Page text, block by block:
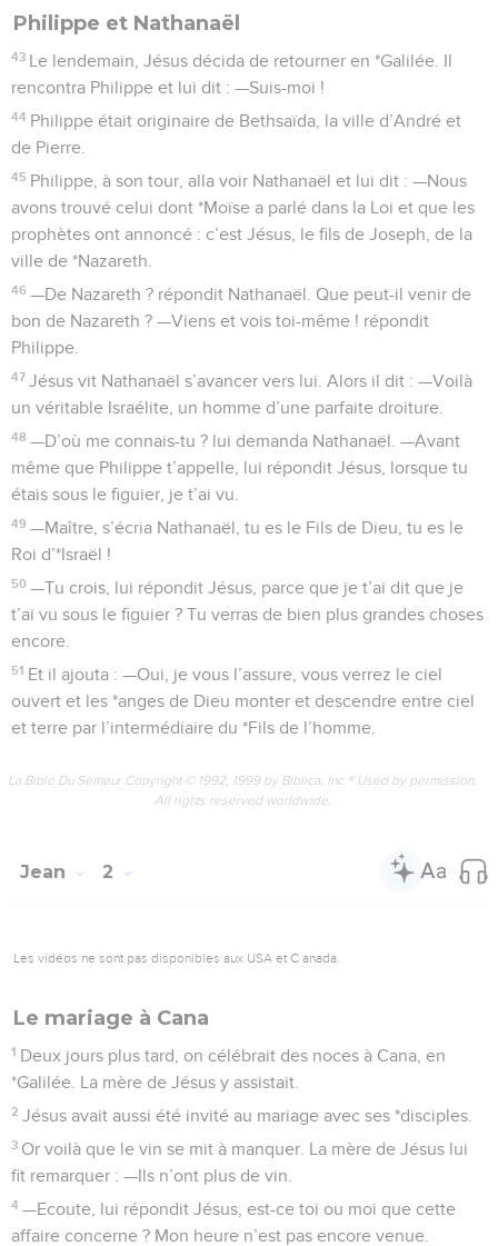
Philippe et Nathanaël
43 Le lendemain, Jésus décida de retourner en *Galilée. Il
rencontra Philippe et lui dit : —Suis-moi !
44 Philippe était originaire de Bethsaïda, la ville d’André et
de Pierre.
45 Philippe, à son tour, alla voir Nathanaël et lui dit : —Nous
avons trouvé celui dont *Moïse a parlé dans la Loi et que les
prophètes ont annoncé : c’est Jésus, le fils de Joseph, de la
ville de *Nazareth.
46 —De Nazareth ? répondit Nathanaël. Que peut-il venir de
bon de Nazareth ? —Viens et vois toi-même ! répondit
Philippe.
47 Jésus vit Nathanaël s’avancer vers lui. Alors il dit : —Voilà
un véritable Israélite, un homme d’une parfaite droiture.
48 —D’où me connais-tu ? lui demanda Nathanaël. —Avant
même que Philippe t’appelle, lui répondit Jésus, lorsque tu
étais sous le figuier, je t’ai vu.
49 —Maître, s’écria Nathanaël, tu es le Fils de Dieu, tu es le
Roi d’*Israël !
50 —Tu crois, lui répondit Jésus, parce que je t’ai dit que je
t’ai vu sous le figuier ? Tu verras de bien plus grandes choses
encore.
51 Et il ajouta : —Oui, je vous l’assure, vous verrez le ciel
ouvert et les *anges de Dieu monter et descendre entre ciel
et terre par l’intermédiaire du *Fils de l’homme.
La Bible Du Semeur Copyright © 1992, 1999 by Biblica, Inc.® Used by permission.
All rights reserved worldwide.
Jean 2
Les vidéos ne sont pas disponibles aux USA et C anada.
Le mariage à Cana
1 Deux jours plus tard, on célébrait des noces à Cana, en
*Galilée. La mère de Jésus y assistait.
2 Jésus avait aussi été invité au mariage avec ses *disciples.
3 Or voilà que le vin se mit à manquer. La mère de Jésus lui
fit remarquer : —Ils n’ont plus de vin.
4 —Ecoute, lui répondit Jésus, est-ce toi ou moi que cette
affaire concerne ? Mon heure n’est pas encore venue.